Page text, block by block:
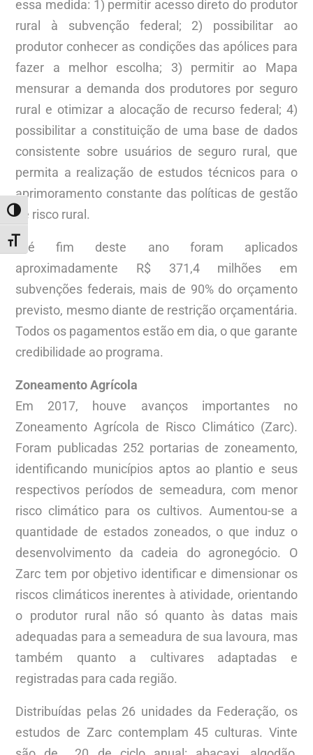
ALTERNAR ALTO CONTRASTE
ALTERNAR TAMANHO DA FONTE
essa medida: 1) permitir acesso direto do produtor
rural à subvenção federal; 2) possibilitar ao
produtor conhecer as condições das apólices para
fazer a melhor escolha; 3) permitir ao Mapa
mensurar a demanda dos produtores por seguro
rural e otimizar a alocação de recurso federal; 4)
possibilitar a constituição de uma base de dados
consistente sobre usuários de seguro rural, que
permita a realização de estudos técnicos para o
aprimoramento constante das políticas de gestão
de risco rural.
Até fim deste ano foram aplicados
aproximadamente R$ 371,4 milhões em
subvenções federais, mais de 90% do orçamento
previsto, mesmo diante de restrição orçamentária.
Todos os pagamentos estão em dia, o que garante
credibilidade ao programa.
Zoneamento Agrícola
Em 2017, houve avanços importantes no
Zoneamento Agrícola de Risco Climático (Zarc).
Foram publicadas 252 portarias de zoneamento,
identificando municípios aptos ao plantio e seus
respectivos períodos de semeadura, com menor
risco climático para os cultivos. Aumentou-se a
quantidade de estados zoneados, o que induz o
desenvolvimento da cadeia do agronegócio. O
Zarc tem por objetivo identificar e dimensionar os
riscos climáticos inerentes à atividade, orientando
o produtor rural não só quanto às datas mais
adequadas para a semeadura de sua lavoura, mas
também quanto a cultivares adaptadas e
registradas para cada região.
Distribuídas pelas 26 unidades da Federação, os
estudos de Zarc contemplam 45 culturas. Vinte